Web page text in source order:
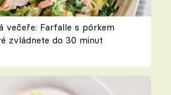
večeře: Farfalle s pórkem
zvládnete do 30 minut